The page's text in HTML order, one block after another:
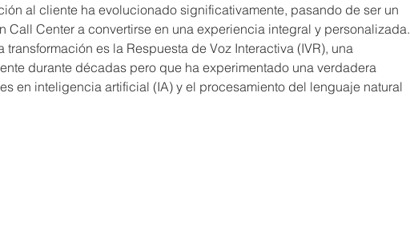
al cliente ha evolucionado significativamente, pasando de ser un
Call Center a convertirse en una experiencia integral y personalizada.
es la Respuesta de Voz Interactiva (IVR), una
durante décadas pero que ha experimentado una verdadera
en inteligencia artificial (IA) y el procesamiento del lenguaje natural